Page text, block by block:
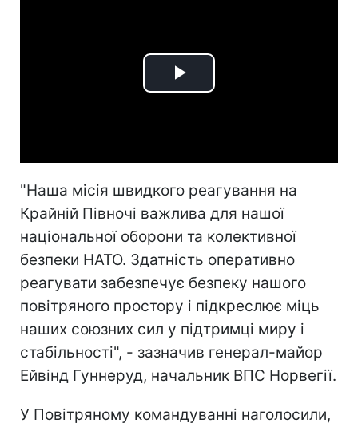
Play
"Наша місія швидкого реагування на
Крайній Півночі важлива для нашої
національної оборони та колективної
безпеки НАТО. Здатність оперативно
реагувати забезпечує безпеку нашого
повітряного простору і підкреслює міць
наших союзних сил у підтримці миру і
стабільності", - зазначив генерал-майор
Ейвінд Гуннеруд, начальник ВПС Норвегії.
У Повітряному командуванні наголосили,